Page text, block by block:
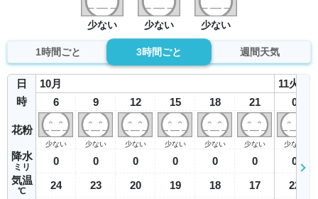
少ない 少ない 少ない
1時間ごと 3時間ごと 週間天気
日
時
花粉
降水
ミリ
気温
℃
10月
6
少ない
0
24
9
少ない
0
23
12
少ない
0
20
15
少ない
0
19
18
少ない
0
18
21
少ない
0
17
11火
0
少ない
0
22